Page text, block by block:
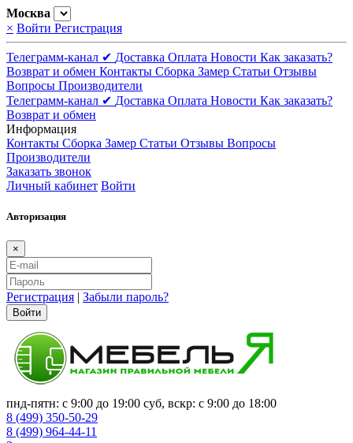
Москва
× Войти Регистрация
Телеграмм-канал ✔ Доставка Оплата Новости Как заказать?
Возврат и обмен Контакты Сборка Замер Статьи Отзывы
Вопросы Производители
Телеграмм-канал ✔ Доставка Оплата Новости Как заказать?
Возврат и обмен
Информация
Контакты Сборка Замер Статьи Отзывы Вопросы
Производители
Заказать звонок
Личный кабинет Войти
Авторизация
×
Регистрация | Забыли пароль?
Войти
пнд-пятн: с 9:00 до 19:00 суб, вскр: с 9:00 до 18:00
8 (499) 350-50-29
8 (499) 964-44-11